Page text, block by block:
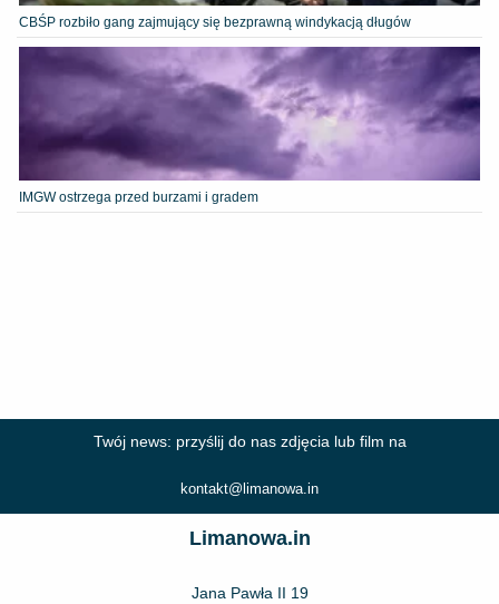
CBŚP rozbiło gang zajmujący się bezprawną windykacją długów
IMGW ostrzega przed burzami i gradem
Twój news: przyślij do nas zdjęcia lub film na
kontakt@limanowa.in
Limanowa.in
Jana Pawła II 19